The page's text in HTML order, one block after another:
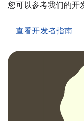
您可以参考我们的开
查看开发者指南